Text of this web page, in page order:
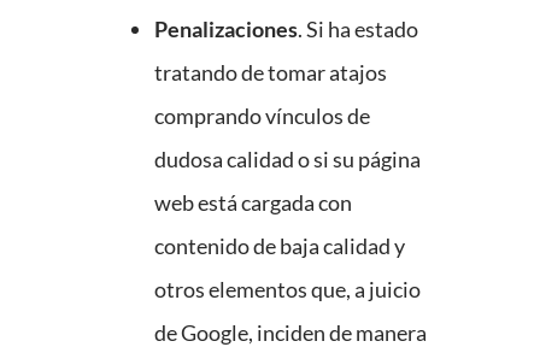
Penalizaciones. Si ha estado
tratando de tomar atajos
comprando vínculos de
dudosa calidad o si su página
web está cargada con
contenido de baja calidad y
otros elementos que, a juicio
de Google, inciden de manera